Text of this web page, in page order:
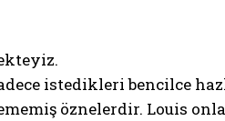
istedikleri bencilce
öznelerdir. Louis